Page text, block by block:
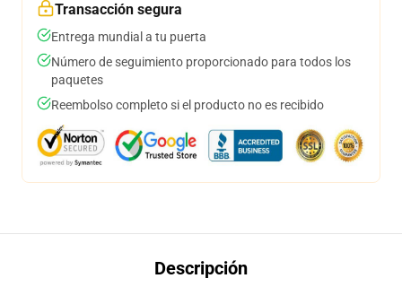
Transacción segura
Entrega mundial a tu puerta
Número de seguimiento proporcionado para todos los
paquetes
Reembolso completo si el producto no es recibido
Descripción